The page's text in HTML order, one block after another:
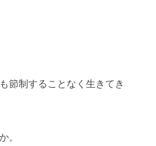
節制することなく生きてき
。